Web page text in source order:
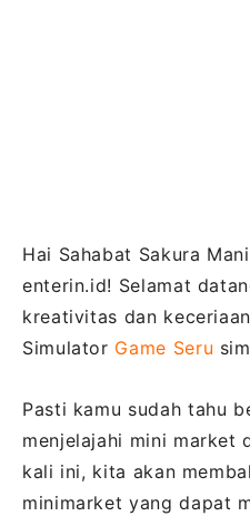
Hai Sahabat Sakura
enterin.id! Selamat
kreativitas dan
Simulator Game Seru
Pasti kamu sudah tahu
menjelajahi mini market
kali ini, kita akan
minimarket yang dapat